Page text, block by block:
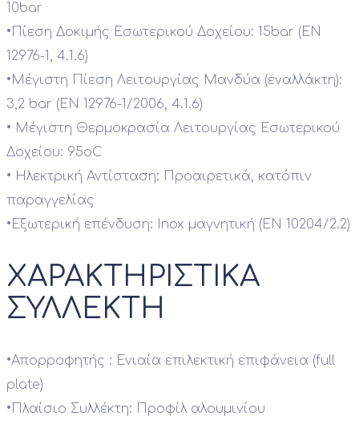
10bar
• Πίεση Δοκιμής Εσωτερικού Δοχείου: 15bar (EN
12976-1, 4.1.6)
•Μέγιστη Πίεση Λειτουργίας Μανδύα (εναλλάκτη):
3,2 bar (EN 12976-1/2006, 4.1.6)
• Μέγιστη Θερμοκρασία Λειτουργίας Εσωτερικού
Δοχείου: 95οC
• Ηλεκτρική Αντίσταση: Προαιρετικά, κατόπιν
παραγγελίας
• Εξωτερική επένδυση: Inox μαγνητική (EN 10204/2.2)
ΧΑΡΑΚΤΗΡΙΣΤΙΚΑ
ΣΥΛΛΕΚΤΗ
•Απορροφητής : Ενιαία επιλεκτική επιφάνεια (full
plate)
• Πλαίσιο Συλλέκτη: Προφίλ αλουμινίου